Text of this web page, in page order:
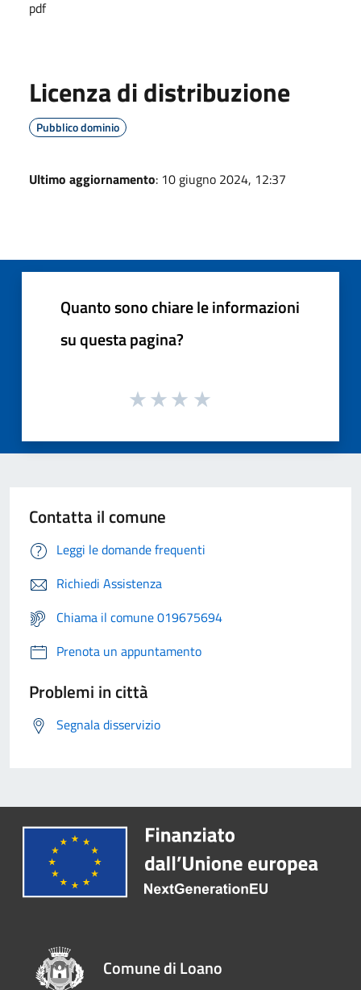
pdf
Licenza di distribuzione
Pubblico dominio
Ultimo aggiornamento: 10 giugno 2024, 12:37
Quanto sono chiare le informazioni
su questa pagina?
Contatta il comune
Leggi le domande frequenti
Richiedi Assistenza
Chiama il comune 019675694
Prenota un appuntamento
Problemi in città
Segnala disservizio
Comune di Loano